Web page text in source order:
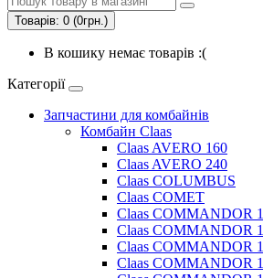
Товарів: 0 (0грн.)
В кошику немає товарів :(
Категорії
Запчастини для комбайнів
Комбайн Claas
Claas AVERO 160
Claas AVERO 240
Claas COLUMBUS
Claas COMET
Claas COMMANDOR
Claas COMMANDOR
Claas COMMANDOR
Claas COMMANDOR